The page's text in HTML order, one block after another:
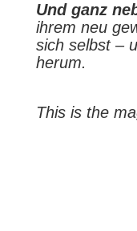
Und ganz
ihrem neu
sich selbst –
herum.
This is the